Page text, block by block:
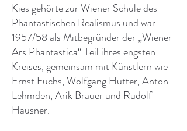
Kies gehörte zur Wiener Schule des
Phantastischen Realismus und war
1957/58 als Mitbegründer der „Wiener
Ars Phantastica“ Teil ihres engsten
Kreises, gemeinsam mit Künstlern wie
Ernst Fuchs, Wolfgang Hutter, Anton
Lehmden, Arik Brauer und Rudolf
Hausner.